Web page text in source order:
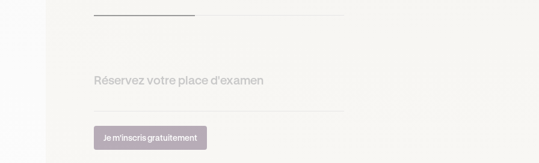
Réservez votre place d'examen
Je m'inscris gratuitement